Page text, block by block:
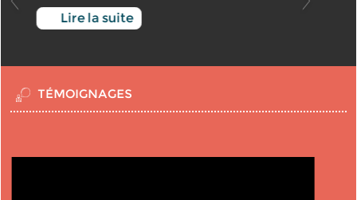
Lire la suite
TÉMOIGNAGES